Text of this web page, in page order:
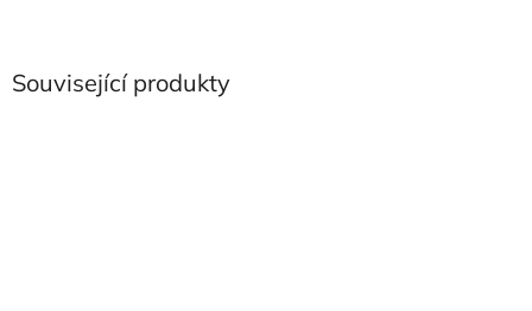
Související produkty